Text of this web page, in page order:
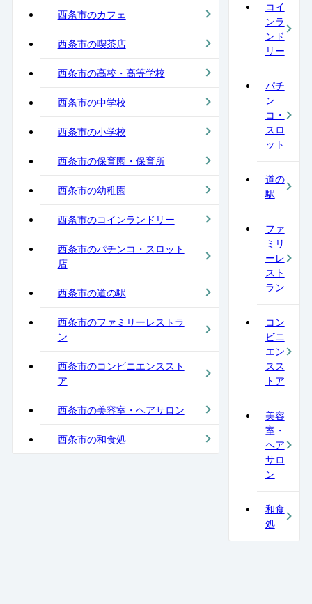
西条市のカフェ
西条市の喫茶店
西条市の高校・高等学校
西条市の中学校
西条市の小学校
西条市の保育園・保育所
西条市の幼稚園
西条市のコインランドリー
西条市のパチンコ・スロット
店
西条市の道の駅
西条市のファミリーレストラ
ン
西条市のコンビニエンススト
ア
西条市の美容室・ヘアサロン
西条市の和食処
コイ
ンラ
ンド
リー
パチ
ン
コ・
スロ
ット
道の
駅
ファ
ミリ
ーレ
スト
ラン
コン
ビニ
エン
スス
トア
美容
室・
ヘア
サロ
ン
和食
処